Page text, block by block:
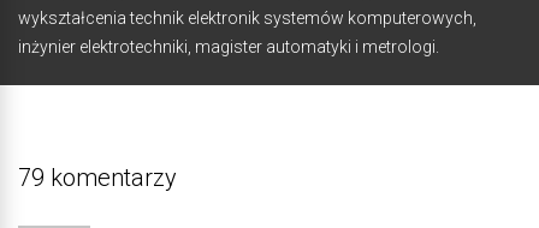
wykształcenia technik elektronik systemów komputerowych,
inżynier elektrotechniki, magister automatyki i metrologi.
79 komentarzy